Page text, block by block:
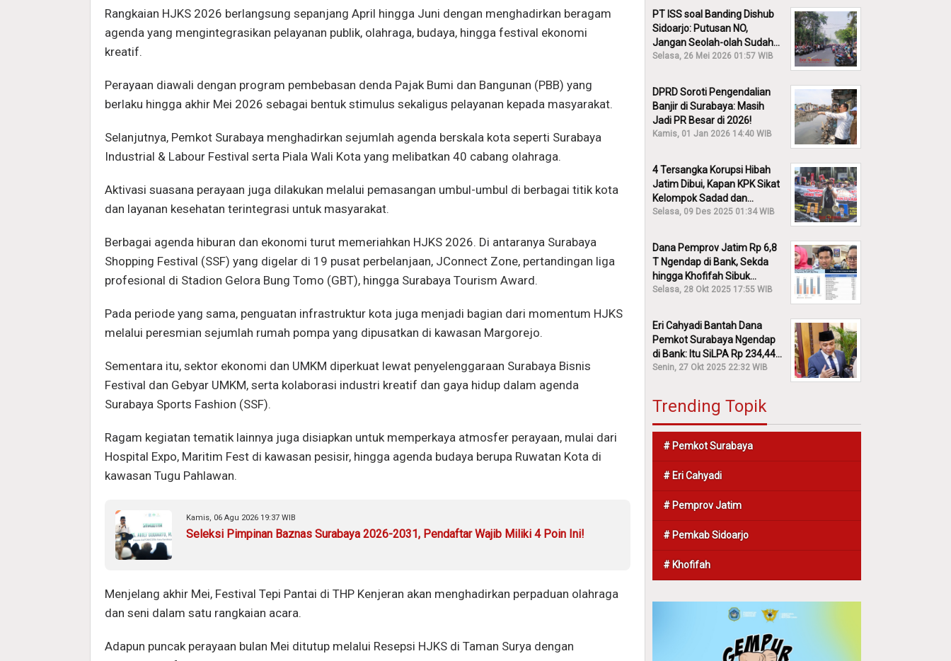
Rangkaian HJKS 2026 berlangsung sepanjang April hingga Juni dengan menghadirkan beragam
agenda yang mengintegrasikan pelayanan publik, olahraga, budaya, hingga festival ekonomi
kreatif.
Perayaan diawali dengan program pembebasan denda Pajak Bumi dan Bangunan (PBB) yang
berlaku hingga akhir Mei 2026 sebagai bentuk stimulus sekaligus pelayanan kepada masyarakat.
Selanjutnya, Pemkot Surabaya menghadirkan sejumlah agenda berskala kota seperti Surabaya
Industrial & Labour Festival serta Piala Wali Kota yang melibatkan 40 cabang olahraga.
Aktivasi suasana perayaan juga dilakukan melalui pemasangan umbul-umbul di berbagai titik kota
dan layanan kesehatan terintegrasi untuk masyarakat.
Berbagai agenda hiburan dan ekonomi turut memeriahkan HJKS 2026. Di antaranya Surabaya
Shopping Festival (SSF) yang digelar di 19 pusat perbelanjaan, JConnect Zone, pertandingan liga
profesional di Stadion Gelora Bung Tomo (GBT), hingga Surabaya Tourism Award.
Pada periode yang sama, penguatan infrastruktur kota juga menjadi bagian dari momentum HJKS
melalui peresmian sejumlah rumah pompa yang dipusatkan di kawasan Margorejo.
Sementara itu, sektor ekonomi dan UMKM diperkuat lewat penyelenggaraan Surabaya Bisnis
Festival dan Gebyar UMKM, serta kolaborasi industri kreatif dan gaya hidup dalam agenda
Surabaya Sports Fashion (SSF).
Ragam kegiatan tematik lainnya juga disiapkan untuk memperkaya atmosfer perayaan, mulai dari
Hospital Expo, Maritim Fest di kawasan pesisir, hingga agenda budaya berupa Ruwatan Kota di
kawasan Tugu Pahlawan.
Kamis, 06 Agu 2026 19:37 WIB
Seleksi Pimpinan Baznas Surabaya 2026-2031, Pendaftar Wajib Miliki 4 Poin Ini!
Menjelang akhir Mei, Festival Tepi Pantai di THP Kenjeran akan menghadirkan perpaduan olahraga
dan seni dalam satu rangkaian acara.
Adapun puncak perayaan bulan Mei ditutup melalui Resepsi HJKS di Taman Surya dengan
PT ISS soal Banding Dishub
Sidoarjo: Putusan NO,
Jangan Seolah-olah Sudah
Menang!
Selasa, 26 Mei 2026 01:57 WIB
DPRD Soroti Pengendalian
Banjir di Surabaya: Masih
Jadi PR Besar di 2026!
Kamis, 01 Jan 2026 14:40 WIB
4 Tersangka Korupsi Hibah
Jatim Dibui, Kapan KPK Sikat
Kelompok Sadad dan
Iskandar?
Selasa, 09 Des 2025 01:34 WIB
Dana Pemprov Jatim Rp 6,8
T Ngendap di Bank, Sekda
hingga Khofifah Sibuk
Membantah!
Selasa, 28 Okt 2025 17:55 WIB
Eri Cahyadi Bantah Dana
Pemkot Surabaya Ngendap
di Bank: Itu SiLPA Rp 234,44
M!
Senin, 27 Okt 2025 22:32 WIB
Trending Topik
# Pemkot Surabaya
# Eri Cahyadi
# Pemprov Jatim
# Pemkab Sidoarjo
# Khofifah